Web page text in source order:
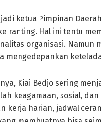
ketua Pimpinan
ranting. Hal ini tentu
organisasi. Namun
mengedepankan
Kiai Bedjo sering
keagamaan, sosial,
kerja harian, jadwal